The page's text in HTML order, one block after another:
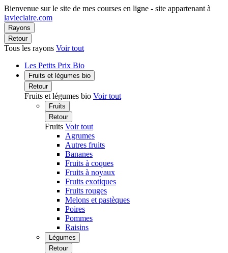
Bienvenue sur le site de mes courses en ligne - site appartenant à
lavieclaire.com
Rayons
Retour
Tous les rayons Voir tout
Les Petits Prix Bio
Fruits et légumes bio
Retour
Fruits et légumes bio Voir tout
Fruits
Retour
Fruits Voir tout
Agrumes
Autres fruits
Bananes
Fruits à coques
Fruits à noyaux
Fruits exotiques
Fruits rouges
Melons et pastèques
Poires
Pommes
Raisins
Légumes
Retour